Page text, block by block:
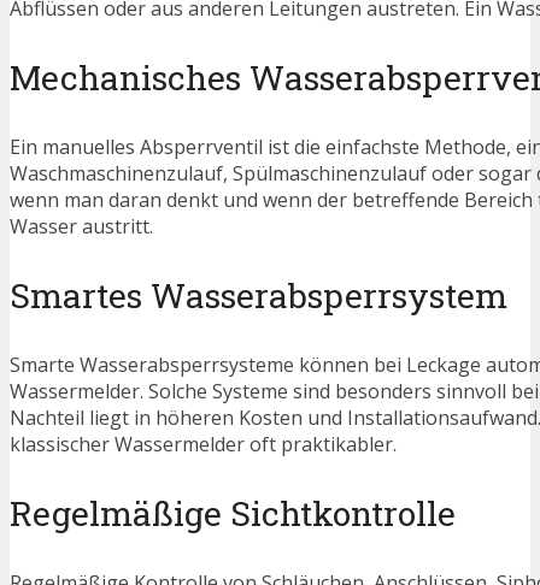
Abflüssen oder aus anderen Leitungen austreten. Ein
Mechanisches
Ein manuelles Absperrventil ist die einfachste Methode,
Waschmaschinenzulauf, Spülmaschinenzulauf oder
wenn man daran denkt und wenn der betreffende
Wasser austritt.
Smartes Wasserabsperrsystem
Smarte Wasserabsperrsysteme können bei Leckage
Wassermelder. Solche Systeme sind besonders sinnvoll
Nachteil liegt in höheren Kosten und
klassischer Wassermelder oft praktikabler.
Regelmäßige Sichtkontrolle